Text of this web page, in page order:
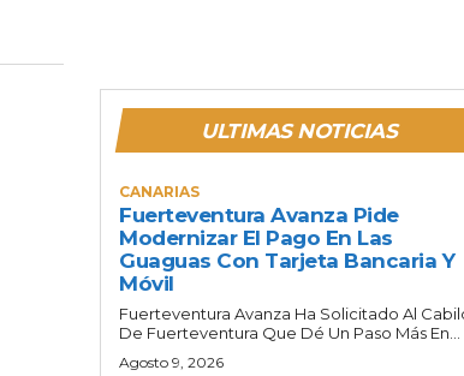
ULTIMAS NOTICIAS
CANARIAS
Fuerteventura Avanza Pide
Modernizar El Pago En Las
Guaguas Con Tarjeta Bancaria Y
Móvil
Fuerteventura Avanza Ha Solicitado Al
De Fuerteventura Que Dé Un Paso Más En...
Agosto 9, 2026